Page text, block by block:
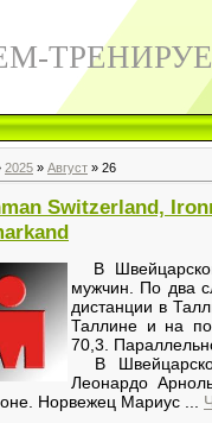
2025 » Август » 26
Switzerland,
В
мужчин. По два
дистанции в
Таллине и на
70,3.
В
Леонардо
Норвежец Мариус ...